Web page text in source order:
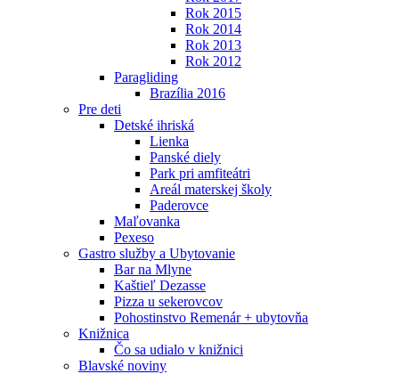
Rok 2015
Rok 2014
Rok 2013
Rok 2012
Paragliding
Brazília 2016
Pre deti
Detské ihriská
Lienka
Panské diely
Park pri amfiteátri
Areál materskej školy
Paderovce
Maľovanka
Pexeso
Gastro služby a Ubytovanie
Bar na Mlyne
Kaštieľ Dezasse
Pizza u sekerovcov
Pohostinstvo Remenár + ubytovňa
Knižnica
Čo sa udialo v knižnici
Blavské noviny